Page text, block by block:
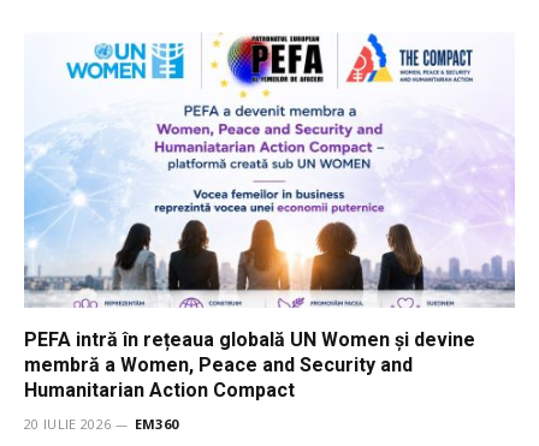
PEFA intră în rețeaua globală UN Women și devine
membră a Women, Peace and Security and
Humanitarian Action Compact
20 IULIE 2026 EM360